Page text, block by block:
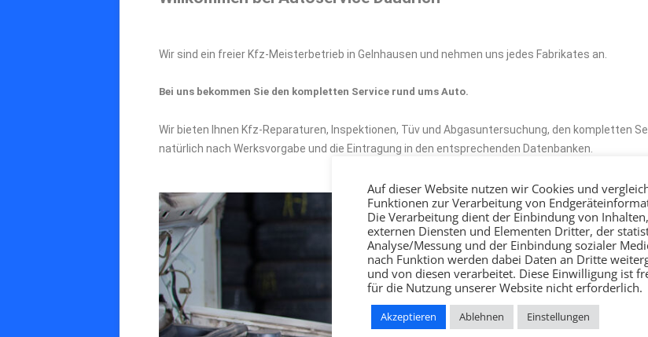
Wir sind ein freier Kfz-Meisterbetrieb in Gelnhausen und nehmen uns jedes Fabrikates an.
Bei uns bekommen Sie den kompletten Service rund ums Auto.
Wir bieten Ihnen Kfz-Reparaturen, Inspektionen, Tüv und Abgasuntersuchung, den kompletten
natürlich nach Werksvorgabe und die Eintragung in den entsprechenden Datenbanken.
Auf dieser Website nutzen wir Cookies und
Funktionen zur Verarbeitung von
Die Verarbeitung dient der Einbindung von Inhalten,
externen Diensten und Elementen Dritter, der
Analyse/Messung und der Einbindung sozialer
nach Funktion werden dabei Daten an Dritte
und von diesen verarbeitet. Diese Einwilligung ist
für die Nutzung unserer Website nicht erforderlich.
Akzeptieren Ablehnen Einstellungen